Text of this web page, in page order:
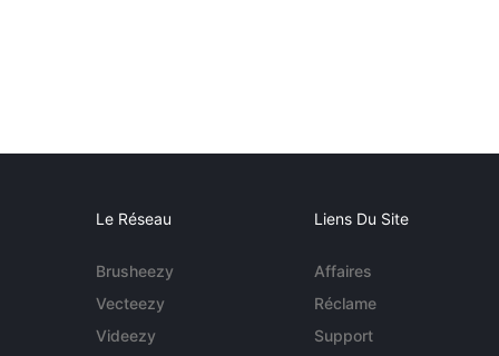
Le Réseau
Brusheezy
Vecteezy
Videezy
Liens Du Site
Affaires
Réclame
Support